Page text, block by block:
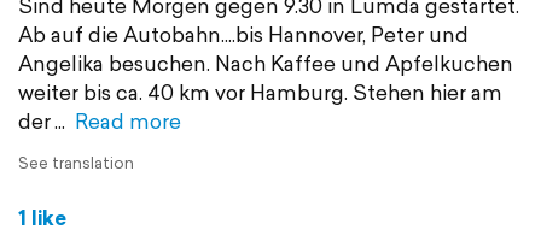
Ab auf die Autobahn....bis Hannover, Peter und
Angelika besuchen. Nach Kaffee und Apfelkuchen
weiter bis ca. 40 km vor Hamburg. Stehen hier am
der
Read more
See translation
1 like